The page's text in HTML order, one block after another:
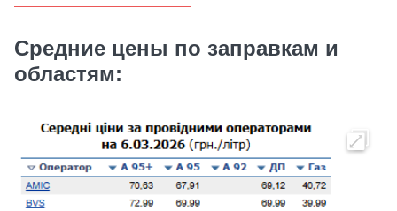
Средние цены по заправкам и
областям: